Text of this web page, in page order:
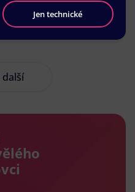
další
Jen technické